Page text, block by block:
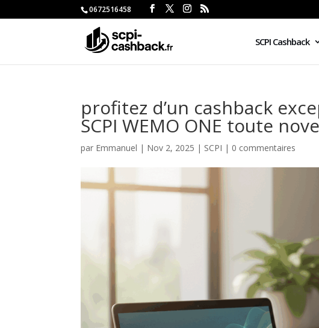
0672516458
SCPI Cashback
profitez d’un cashback
SCPI WEMO ONE toute
par Emmanuel | Nov 2, 2025 | SCPI | 0 commentaires